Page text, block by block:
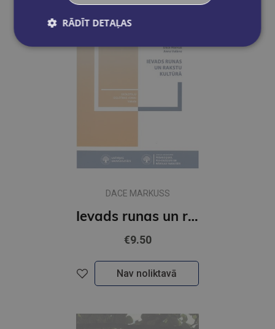
DACE MARKUSS
Ievads runas un rakstu kultūrā
€9.50
Nav noliktavā
RĀDĪT DETAĻAS